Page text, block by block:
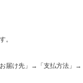
。
届け先」→「支払方法」